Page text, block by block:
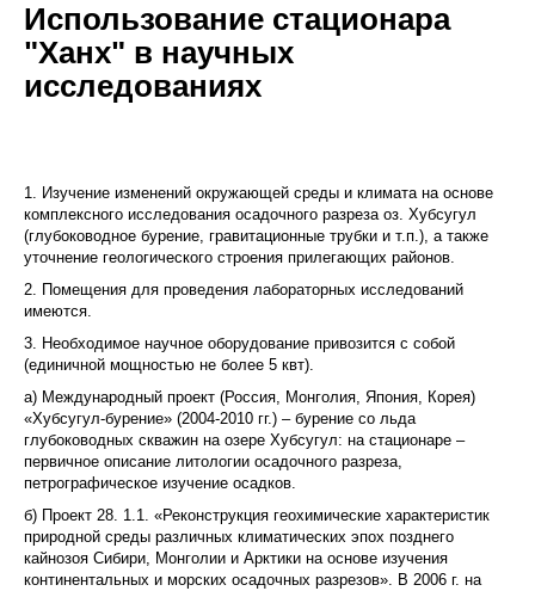
Использование стационара
"Ханх" в научных
исследованиях
1. Изучение изменений окружающей среды и климата на основе
комплексного исследования осадочного разреза оз. Хубсугул
(глубоководное бурение, гравитационные трубки и т.п.), а также
уточнение геологического строения прилегающих районов.
2. Помещения для проведения лабораторных исследований
имеются.
3. Необходимое научное оборудование привозится с собой
(единичной мощностью не более 5 квт).
а) Международный проект (Россия, Монголия, Япония, Корея)
«Хубсугул-бурение» (2004-2010 гг.) – бурение со льда
глубоководных скважин на озере Хубсугул: на стационаре –
первичное описание литологии осадочного разреза,
петрографическое изучение осадков.
б) Проект 28. 1.1. «Реконструкция геохимические характеристик
природной среды различных климатических эпох позднего
кайнозоя Сибири, Монголии и Арктики на основе изучения
континентальных и морских осадочных разрезов». В 2006 г. на